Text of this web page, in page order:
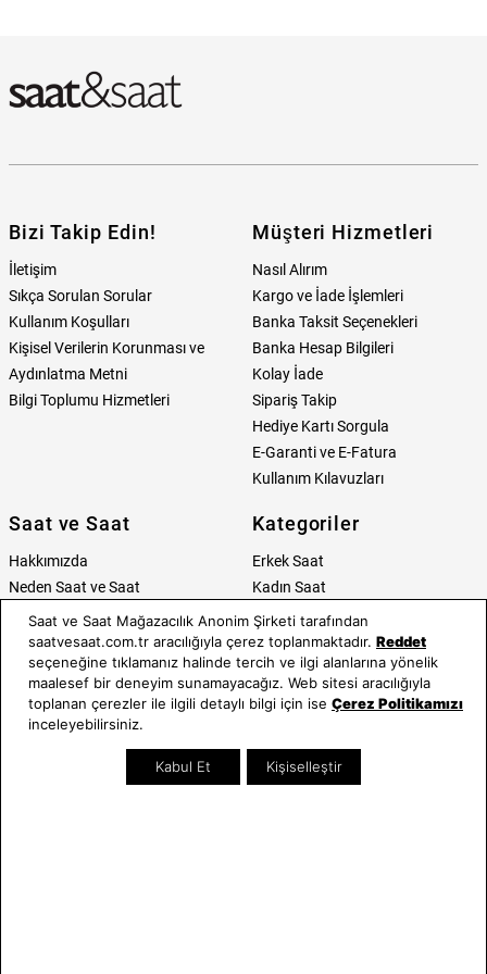
Bizi Takip Edin!
İletişim
Sıkça Sorulan Sorular
Kullanım Koşulları
Kişisel Verilerin Korunması ve
Aydınlatma Metni
Bilgi Toplumu Hizmetleri
Müşteri Hizmetleri
Nasıl Alırım
Kargo ve İade İşlemleri
Banka Taksit Seçenekleri
Banka Hesap Bilgileri
Kolay İade
Sipariş Takip
Hediye Kartı Sorgula
E-Garanti ve E-Fatura
Kullanım Kılavuzları
Saat ve Saat
Hakkımızda
Neden Saat ve Saat
Mağazalar
Kurumsal Satış
Mağazada Teknik Servis
Yatırımcı İlişkileri
Kategoriler
Erkek Saat
Kadın Saat
Tüm Ürünler
Takı & Aksesuar
Kampanyalar
İndirimliler
Online Özel
Blog
Saat ve Saat Mağazacılık Anonim Şirketi tarafından
saatvesaat.com.tr aracılığıyla çerez toplanmaktadır. Reddet
seçeneğine tıklamanız halinde tercih ve ilgi alanlarına yönelik
maalesef bir deneyim sunamayacağız. Web sitesi aracılığıyla
toplanan çerezler ile ilgili detaylı bilgi için ise Çerez Politikamızı
inceleyebilirsiniz.
Kabul Et Kişiselleştir